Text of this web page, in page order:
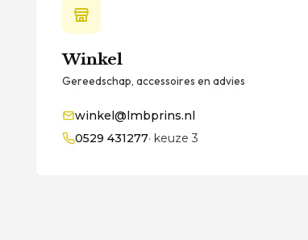
Winkel
Gereedschap, accessoires en advies
winkel@lmbprins.nl
0529 431277· keuze 3